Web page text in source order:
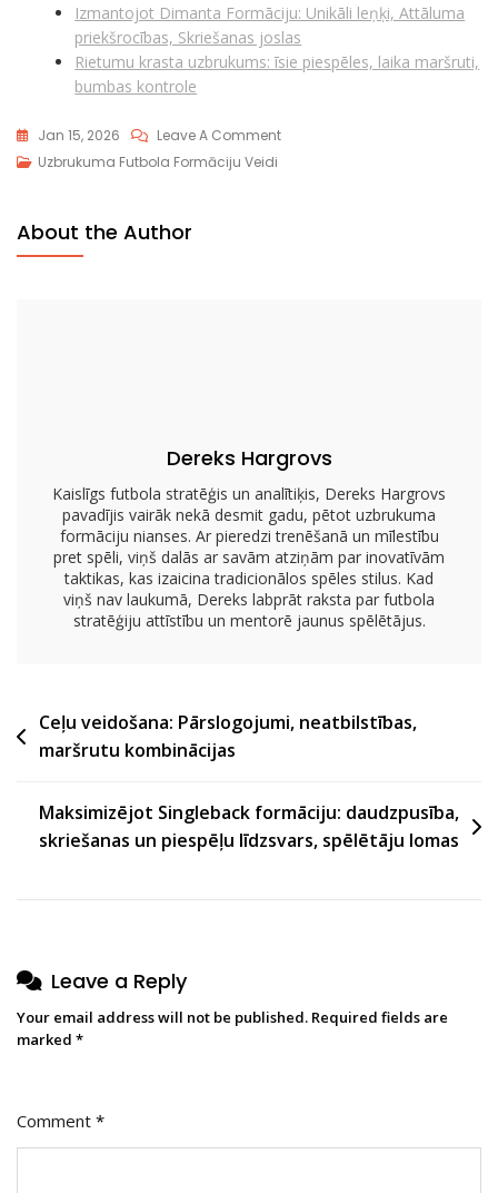
Izmantojot Dimanta Formāciju: Unikāli leņķi, Attāluma
priekšrocības, Skriešanas joslas
Rietumu krasta uzbrukums: īsie piespēles, laika maršruti,
bumbas kontrole
Jan 15, 2026 Leave A CommentOn
Uzbrukuma Futbola Formāciju Veidi
About the Author
Dereks Hargrovs
Kaislīgs futbola stratēģis un analītiķis, Dereks Hargrovs
pavadījis vairāk nekā desmit gadu, pētot uzbrukuma
formāciju nianses. Ar pieredzi trenēšanā un mīlestību
pret spēli, viņš dalās ar savām atziņām par inovatīvām
taktikas, kas izaicina tradicionālos spēles stilus. Kad
viņš nav laukumā, Dereks labprāt raksta par futbola
stratēģiju attīstību un mentorē jaunus spēlētājus.
Post
navigation
Ceļu veidošana: Pārslogojumi, neatbilstības,
maršrutu kombinācijas
Maksimizējot Singleback formāciju: daudzpusība,
skriešanas un piespēļu līdzsvars, spēlētāju lomas
Leave a Reply
Your email address will not be published. Required fields are
marked *
Comment *